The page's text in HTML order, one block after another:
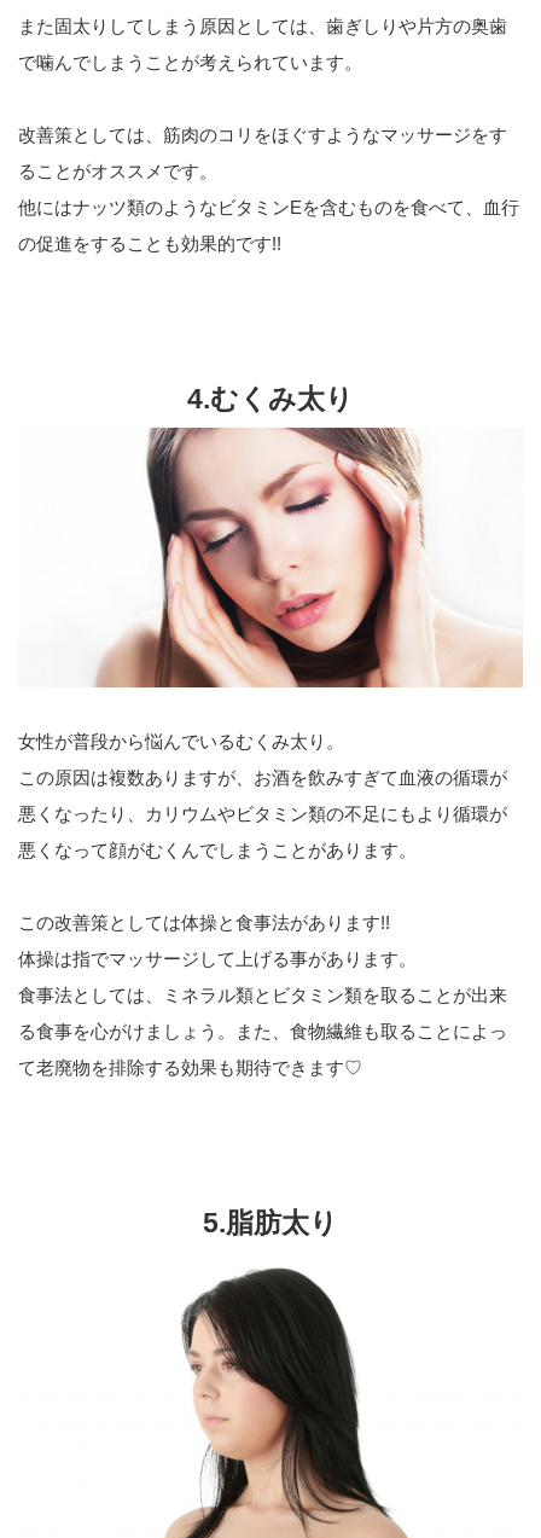
また固太りしてしまう原因としては、歯ぎしりや片方の奥歯
で噛んでしまうことが考えられています。
改善策としては、筋肉のコリをほぐすようなマッサージをす
ることがオススメです。
他にはナッツ類のようなビタミンEを含むものを食べて、血行
の促進をすることも効果的です!!
4.むくみ太り
女性が普段から悩んでいるむくみ太り。
この原因は複数ありますが、お酒を飲みすぎて血液の循環が
悪くなったり、カリウムやビタミン類の不足にもより循環が
悪くなって顔がむくんでしまうことがあります。
この改善策としては体操と食事法があります!!
体操は指でマッサージして上げる事があります。
食事法としては、ミネラル類とビタミン類を取ることが出来
る食事を心がけましょう。また、食物繊維も取ることによっ
て老廃物を排除する効果も期待できます♡
5.脂肪太り